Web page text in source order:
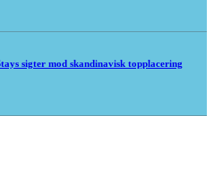
sigter mod skandinavisk topplacering